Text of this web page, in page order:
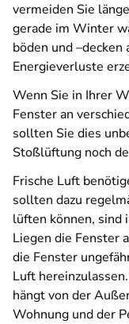
vermeiden Sie
gerade im Winter
böden und
Energieverluste
Wenn Sie in Ihrer
Fenster an
sollten Sie dies
Stoßlüftung noch
Frische Luft
sollten dazu
lüften können, sind
Liegen die Fenster
die Fenster
Luft
hängt von der
Wohnung und der